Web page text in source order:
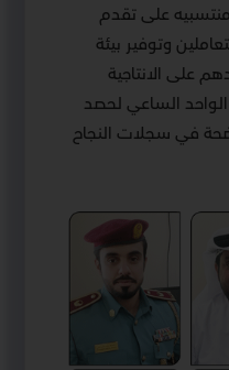
على تقدم
وتوفير بيئة
الانتاجية
الساعي لحصد
في سجلات النجاح